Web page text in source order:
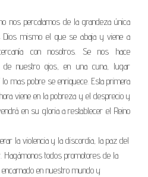
nos percatamos de la grandeza única
Dios mismo el que se abaja y viene a
con nosotros. Se nos hace
de nuestro ojos, en una cuna, lugar
mas pobre se enriquece. Esta primera
viene en la pobreza y el desprecio y
en su gloria a restablecer el Reino
la violencia y la discordia, la paz del
Hagámonos todos promotores de la
en nuestro mundo y